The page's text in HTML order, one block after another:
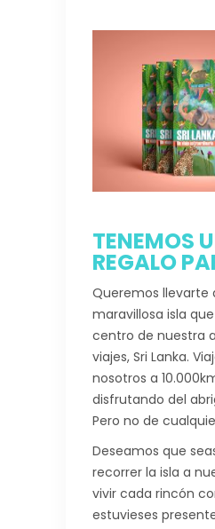
TENEMOS
REGALO
Queremos llevarte
maravillosa isla
centro de nuestra
viajes, Sri Lanka.
nosotros a
disfrutando del
Pero no de
Deseamos que
recorrer la isla a
vivir cada rincón
estuvieses